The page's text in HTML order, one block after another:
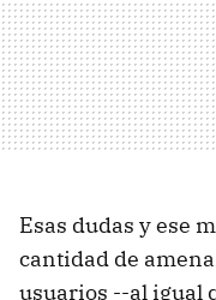
Esas dudas y ese
cantidad de
usuarios --al igual